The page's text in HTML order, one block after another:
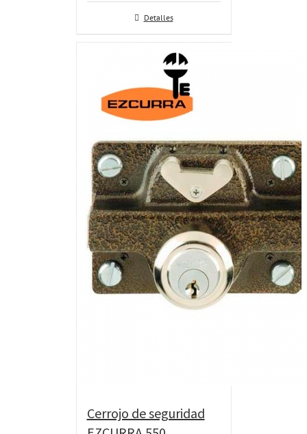
Detalles
Cerrojo de seguridad